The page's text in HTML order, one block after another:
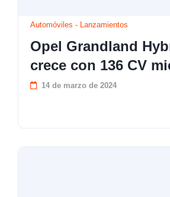
Automóviles - Lanzamientos
Opel Grandland
crece con 136 CV
14 de marzo de 2024